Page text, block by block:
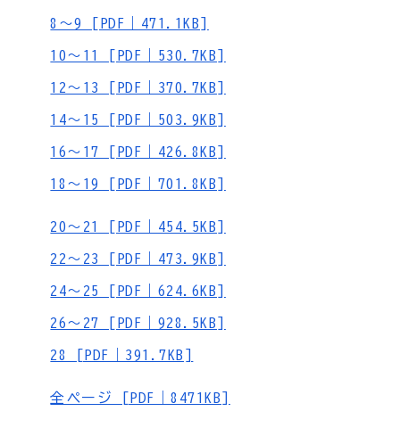
8～9 [PDF｜471.1KB]
10～11 [PDF｜530.7KB]
12～13 [PDF｜370.7KB]
14～15 [PDF｜503.9KB]
16～17 [PDF｜426.8KB]
18～19 [PDF｜701.8KB]
20～21 [PDF｜454.5KB]
22～23 [PDF｜473.9KB]
24～25 [PDF｜624.6KB]
26～27 [PDF｜928.5KB]
28 [PDF｜391.7KB]
全ページ [PDF｜8471KB]